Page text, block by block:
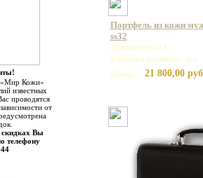
«Мир Кожи»
известных
проводятся
от
Вы
телефону
Портфель из кожи
ss32
Артикул: ss32
Базовая единица: шт
Цена:
21 800,00